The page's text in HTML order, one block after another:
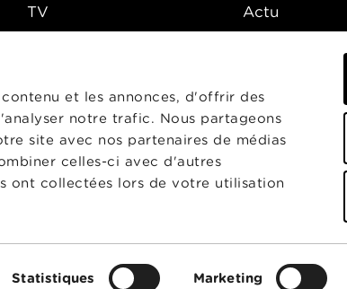
et les annonces, d'offrir des
notre trafic. Nous partageons
site avec nos partenaires de médias
celles-ci avec d'autres
ont collectées lors de votre utilisation
Statistiques Marketing
TV
Fibre
Sécurité
État du réseau
Actu